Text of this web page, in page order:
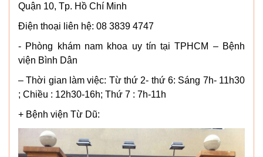
Quận 10, Tp. Hồ Chí Minh
Điện thoại liên hệ: 08 3839 4747
- Phòng khám nam khoa uy tín tại TPHCM – Bệnh
viện Bình Dân
– Thời gian làm việc: Từ thứ 2- thứ 6: Sáng 7h- 11h30
; Chiều : 12h30-16h; Thứ 7 : 7h-11h
+ Bệnh viện Từ Dũ: